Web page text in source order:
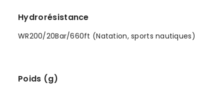
Hydrorésistance
WR200/20Bar/660ft (Natation, sports nautiques)
Poids (g)